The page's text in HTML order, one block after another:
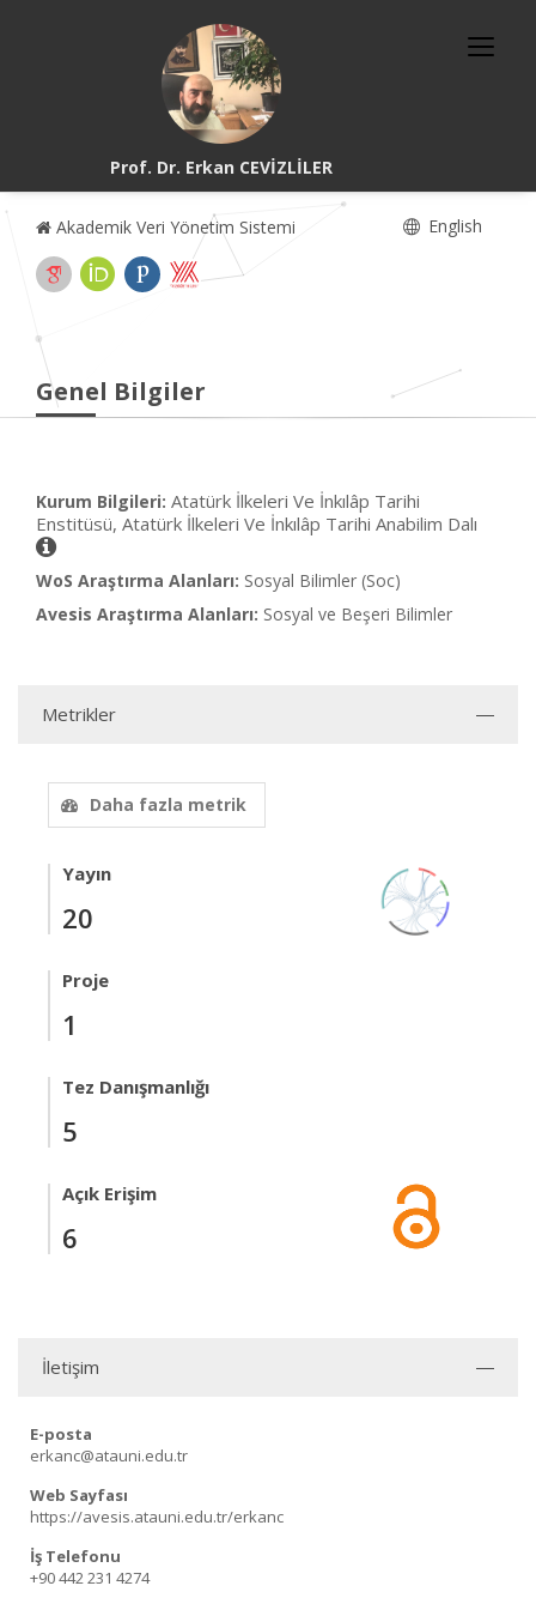
Prof. Dr. Erkan CEVİZLİLER
Akademik Veri Yönetim Sistemi English
Genel Bilgiler
Kurum Bilgileri: Atatürk İlkeleri Ve İnkılâp Tarihi
Enstitüsü, Atatürk İlkeleri Ve İnkılâp Tarihi Anabilim Dalı
WoS Araştırma Alanları: Sosyal Bilimler (Soc)
Avesis Araştırma Alanları: Sosyal ve Beşeri Bilimler
Metrikler
Daha fazla metrik
Yayın
20
Proje
1
Tez Danışmanlığı
5
Açık Erişim
6
İletişim
E-posta
erkanc@atauni.edu.tr
Web Sayfası
https://avesis.atauni.edu.tr/erkanc
İş Telefonu
+90 442 231 4274